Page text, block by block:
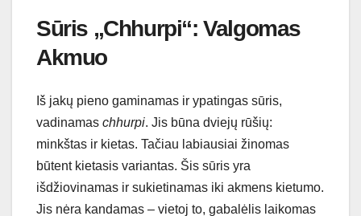
Sūris „Chhurpi“: Valgomas
Akmuo
Iš jakų pieno gaminamas ir ypatingas sūris,
vadinamas chhurpi. Jis būna dviejų rūšių:
minkštas ir kietas. Tačiau labiausiai žinomas
būtent kietasis variantas. Šis sūris yra
išdžiovinamas ir sukietinamas iki akmens kietumo.
Jis nėra kandamas – vietoj to, gabalėlis laikomas